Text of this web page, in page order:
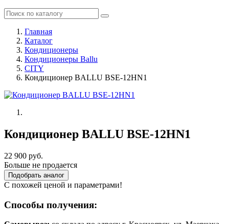
Главная
Каталог
Кондиционеры
Кондиционеры Ballu
CITY
Кондиционер BALLU BSE-12HN1
Кондиционер BALLU BSE-12HN1
22 900 руб.
Больше не продается
Подобрать аналог
С похожей ценой и параметрами!
Способы получения: